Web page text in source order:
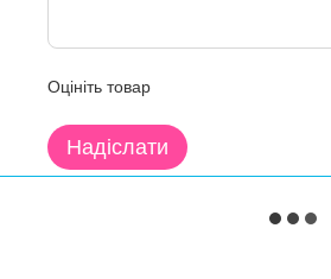
Оцініть товар
Надіслати